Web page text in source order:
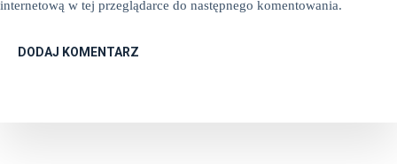
internetową w tej przeglądarce do następnego komentowania.
DODAJ KOMENTARZ